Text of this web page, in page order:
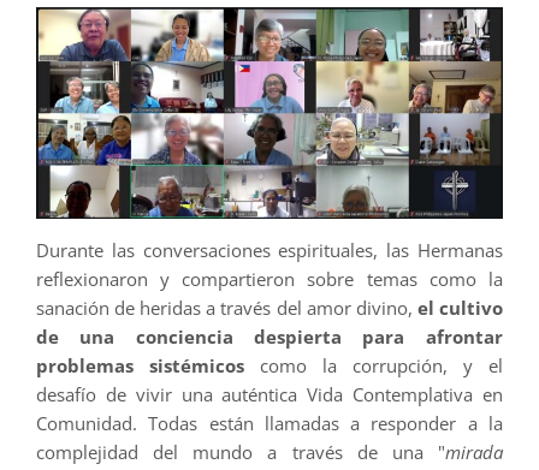
Durante las conversaciones espirituales, las Hermanas
reflexionaron y compartieron sobre temas como la
sanación de heridas a través del amor divino, el cultivo
de una conciencia despierta para afrontar
problemas sistémicos como la corrupción, y el
desafío de vivir una auténtica Vida Contemplativa en
Comunidad. Todas están llamadas a responder a la
complejidad del mundo a través de una "mirada